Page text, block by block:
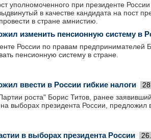
уполномоченного при президенте
в качестве кандидата на пост
в стране амнистию.
изменить пенсионную систему в
России по правам предпринимателей
пенсионную систему в стране.
ввести в России гибкие налоги
роста" Борис Титов, ранее
выборах президента России, предложил
в выборах президента России